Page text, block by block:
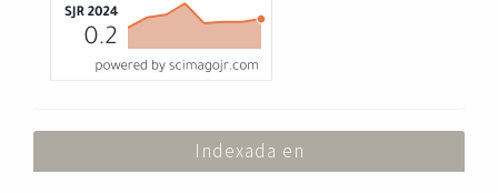
Indexada en